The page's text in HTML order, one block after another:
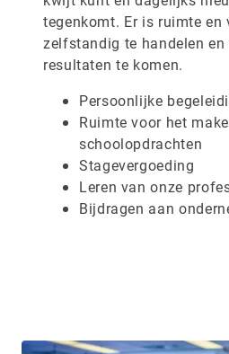
tegenkomt. Er is ruimte en
zelfstandig te handelen
resultaten te komen.
Persoonlijke
Ruimte voor het
schoolopdrachten
Stagevergoeding
Leren van onze
Bijdragen aan